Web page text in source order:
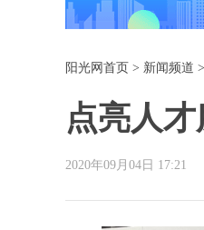
阳光网首页 > 新闻频道 >
点亮人
2020年09月04日 17:21